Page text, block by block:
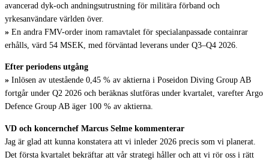
avancerad dyk-och andningsutrustning för militära förband och
yrkesanvändare världen över.
» En andra FMV-order inom ramavtalet för specialanpassade containrar
erhålls, värd 54 MSEK, med förväntad leverans under Q3–Q4 2026.
Efter periodens utgång
» Inlösen av utestående 0,45 % av aktierna i Poseidon Diving Group AB
fortgår under Q2 2026 och beräknas slutföras under kvartalet, varefter Argo
Defence Group AB äger 100 % av aktierna.
VD och koncernchef Marcus Selme kommenterar
Jag är glad att kunna konstatera att vi inleder 2026 precis som vi planerat.
Det första kvartalet bekräftar att vår strategi håller och att vi rör oss i rätt